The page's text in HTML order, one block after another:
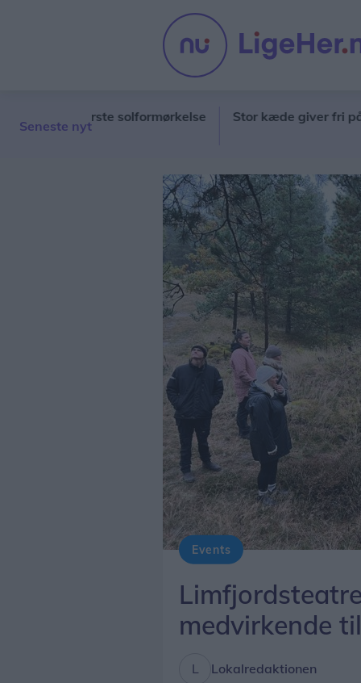
Seneste nyt
største solformørkelse Stor kæde giver fri på
Events
medvirkende
Lokalredaktionen